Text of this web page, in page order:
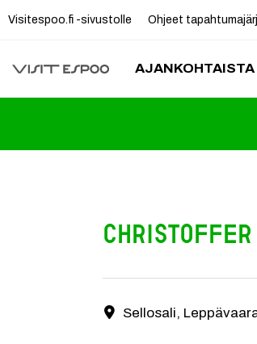
Visitespoo.fi -sivustolle Ohjeet
AJANKOHTAISTA
Christoffer
Christoffer Strandberg –
Yhteystiedot
Sellosali,